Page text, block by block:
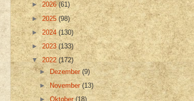
►2026(61)
►2025(98)
►2024(130)
►2023(133)
▼2022 (172)
►Dezember(9)
► November(13)
►Oktober(18)